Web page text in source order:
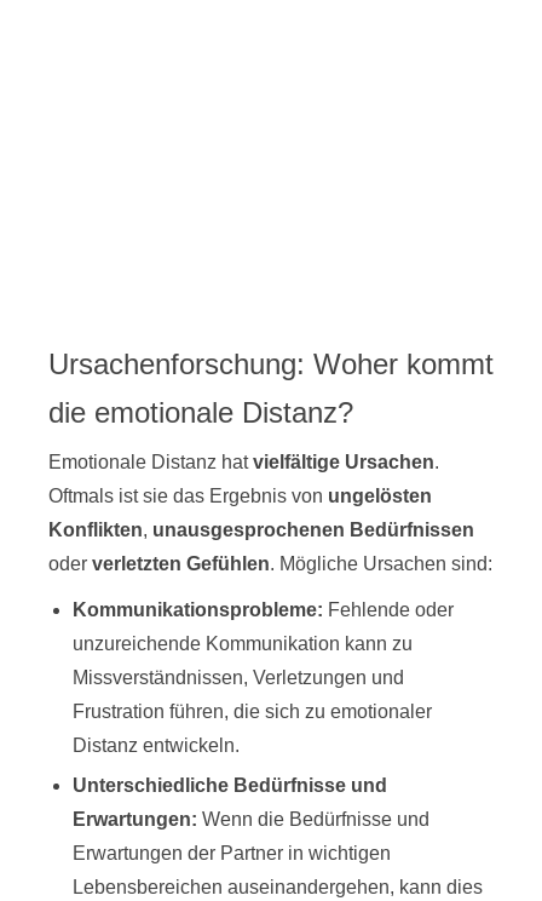
Ursachenforschung: Woher kommt
die emotionale Distanz?
Emotionale Distanz hatvielfältige Ursachen.
Oftmals ist sie das Ergebnis von ungelösten
Konflikten, unausgesprochenen Bedürfnissen
oder verletzten Gefühlen. Mögliche Ursachen sind:
Kommunikationsprobleme: Fehlende oder
unzureichende Kommunikation kann zu
Missverständnissen, Verletzungen und
Frustration führen, die sich zu emotionaler
Distanz entwickeln.
Unterschiedliche Bedürfnisse und
Erwartungen: Wenn die Bedürfnisse und
Erwartungen der Partner in wichtigen
Lebensbereichen auseinandergehen, kann dies